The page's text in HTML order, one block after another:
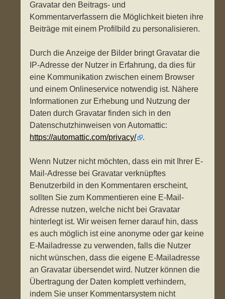
Gravatar den Beitrags- und
Kommentarverfassern die Möglichkeit bieten ihre
Beiträge mit einem Profilbild zu personalisieren.
Durch die Anzeige der Bilder bringt Gravatar die
IP-Adresse der Nutzer in Erfahrung, da dies für
eine Kommunikation zwischen einem Browser
und einem Onlineservice notwendig ist. Nähere
Informationen zur Erhebung und Nutzung der
Daten durch Gravatar finden sich in den
Datenschutzhinweisen von Automattic:
https://automattic.com/privacy/
.
Wenn Nutzer nicht möchten, dass ein mit Ihrer E-
Mail-Adresse bei Gravatar verknüpftes
Benutzerbild in den Kommentaren erscheint,
sollten Sie zum Kommentieren eine E-Mail-
Adresse nutzen, welche nicht bei Gravatar
hinterlegt ist. Wir weisen ferner darauf hin, dass
es auch möglich ist eine anonyme oder gar keine
E-Mailadresse zu verwenden, falls die Nutzer
nicht wünschen, dass die eigene E-Mailadresse
an Gravatar übersendet wird. Nutzer können die
Übertragung der Daten komplett verhindern,
indem Sie unser Kommentarsystem nicht